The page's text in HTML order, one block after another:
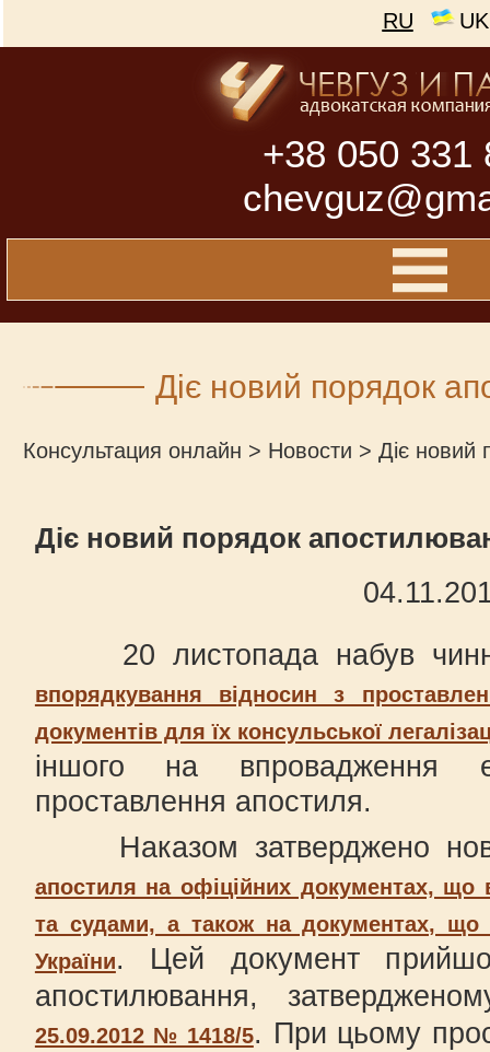
RU UK
+38 050 331
Діє новий порядок
Консультация онлайн > Новости > Діє новий
Діє новий порядок
20 листопада набув
впорядкування відносин з
документів для їх консульської
іншого на впровадження
проставлення апостиля.
Наказом затверджено
апостиля на офіційних документах, що
та судами, а також на документах, що
України. Цей документ
апостилювання,
25.09.2012 № 1418/5. При цьому